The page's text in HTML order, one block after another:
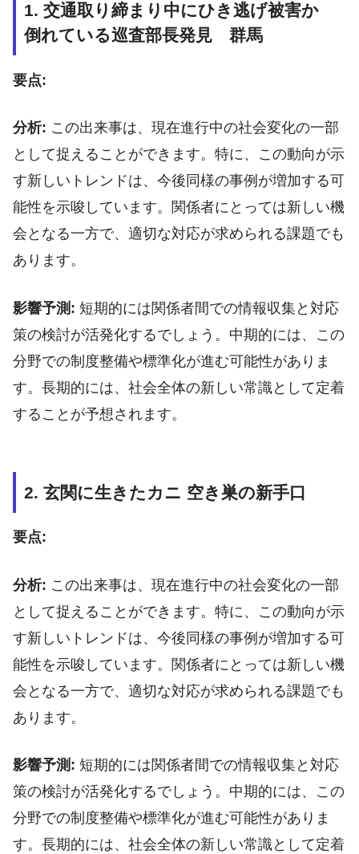
1. 交通取り締まり中にひき逃げ被害か
倒れている巡査部長発見 群馬
要点:
分析: この出来事は、現在進行中の社会変化の一部
として捉えることができます。特に、この動向が示
す新しいトレンドは、今後同様の事例が増加する可
能性を示唆しています。関係者にとっては新しい機
会となる一方で、適切な対応が求められる課題でも
あります。
影響予測: 短期的には関係者間での情報収集と対応
策の検討が活発化するでしょう。中期的には、この
分野での制度整備や標準化が進む可能性がありま
す。長期的には、社会全体の新しい常識として定着
することが予想されます。
2. 玄関に生きたカニ 空き巣の新手口
要点:
分析: この出来事は、現在進行中の社会変化の一部
として捉えることができます。特に、この動向が示
す新しいトレンドは、今後同様の事例が増加する可
能性を示唆しています。関係者にとっては新しい機
会となる一方で、適切な対応が求められる課題でも
あります。
影響予測: 短期的には関係者間での情報収集と対応
策の検討が活発化するでしょう。中期的には、この
分野での制度整備や標準化が進む可能性がありま
す。長期的には、社会全体の新しい常識として定着